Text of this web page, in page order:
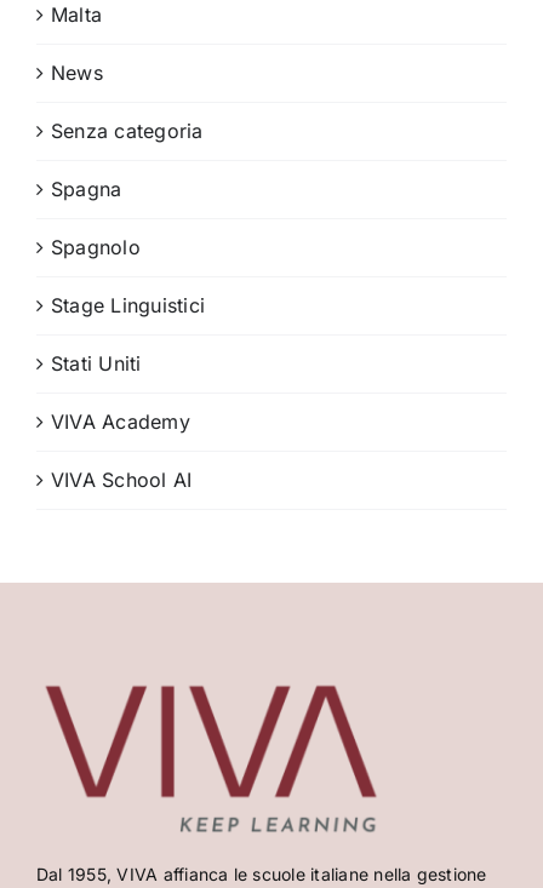
Malta
News
Senza categoria
Spagna
Spagnolo
Stage Linguistici
Stati Uniti
VIVA Academy
VIVA School AI
Dal 1955, VIVA affianca le scuole italiane nella gestione